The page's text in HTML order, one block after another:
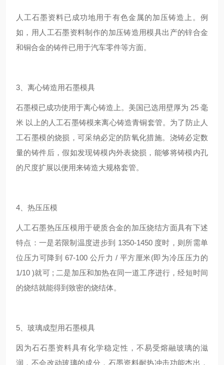
人工石墨资料已成功地用于有色金属的加压铸造上。例
如，用人工石墨资料制作的加压铸造用模具出产的锌合金
和铜合金的铸件已用于汽车零件等方面。
3、离心铸造用石墨模具
石墨模已成功使用于离心铸造上。美国已选用壁厚为 25 毫
米 以上的人工石墨铸模来离心铸造青铜套管。为了防止人
工石墨模的烧损，可采纳必定的防氧化措施。浇铸必定数
量的铸件后，假如发现铸模内外表烧损，能够将铸模内孔
的尺度扩展以便用来铸造大规格套管。
4、热压压模
人工石墨热压压模用于硬质合金的加压烧结方面具有下述
特点：一是若限制温度进步到 1350-1450 度时，则所需单
位压力可降到 67-100 公斤力 / 平方厘米(即为冷压压力的
1/10 )就可 ; 二是加压和加热在同一道工序进行，经短时间
的烧结就能得到致密的烧结体。
5、玻璃成型用石墨模具
因为石石墨资料具有化学稳定性，不易受熔融玻璃的滋
润，不会改动玻璃的成分，石墨资料耐热冲击功能杰出，